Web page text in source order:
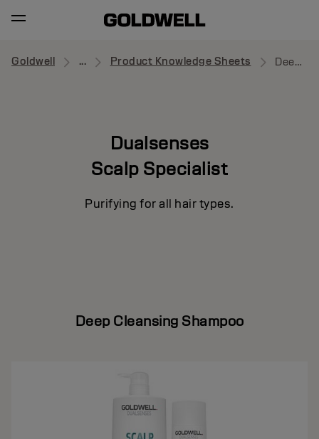
Goldwell ... Product Knowledge Sheets Deep Cleansing Shampoo
Dualsenses
Scalp Specialist
Purifying for all hair types.
Deep Cleansing Shampoo